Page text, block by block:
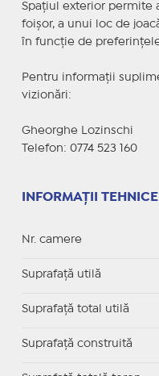
Spațiul exterior permite
foișor, a unui loc de
în funcție de
Pentru informații
vizionări:
Gheorghe Lozinschi
Telefon: 0774 523 160
INFORMAȚII TEHNICE
Nr. camere
Suprafaţă utilă
Suprafaţă total utilă
Suprafaţă construită